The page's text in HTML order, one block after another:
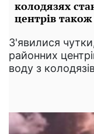
колодязях
центрів також
З'явилися
районних
воду з